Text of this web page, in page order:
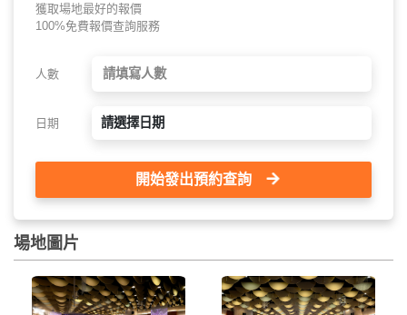
獲取場地最好的報價
100%免費報價查詢服務
人數
日期 請選擇日期
開始發出預約查詢
場地圖片